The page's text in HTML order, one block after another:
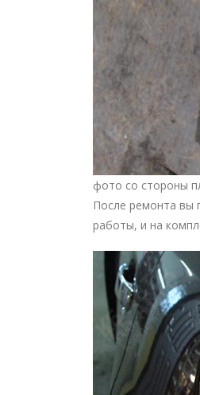
фото со стороны
После ремонта вы
работы, и на